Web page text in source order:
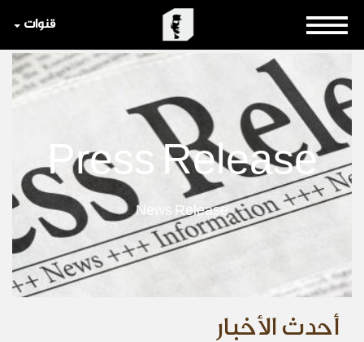
قنوات
Press Release
News Release
أحدث الأخبار